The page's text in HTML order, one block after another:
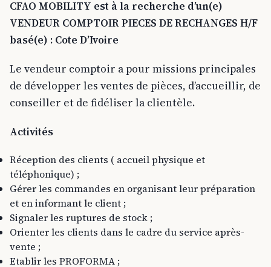
CFAO MOBILITY est à la recherche d’un(e)
VENDEUR COMPTOIR PIECES DE RECHANGES H/F
basé(e) : Cote D’Ivoire
Le vendeur comptoir a pour missions principales
de développer les ventes de pièces, d’accueillir, de
conseiller et de fidéliser la clientèle.
Activités
Réception des clients ( accueil physique et
téléphonique) ;
Gérer les commandes en organisant leur préparation
et en informant le client ;
Signaler les ruptures de stock ;
Orienter les clients dans le cadre du service après-
vente ;
Etablir les PROFORMA ;